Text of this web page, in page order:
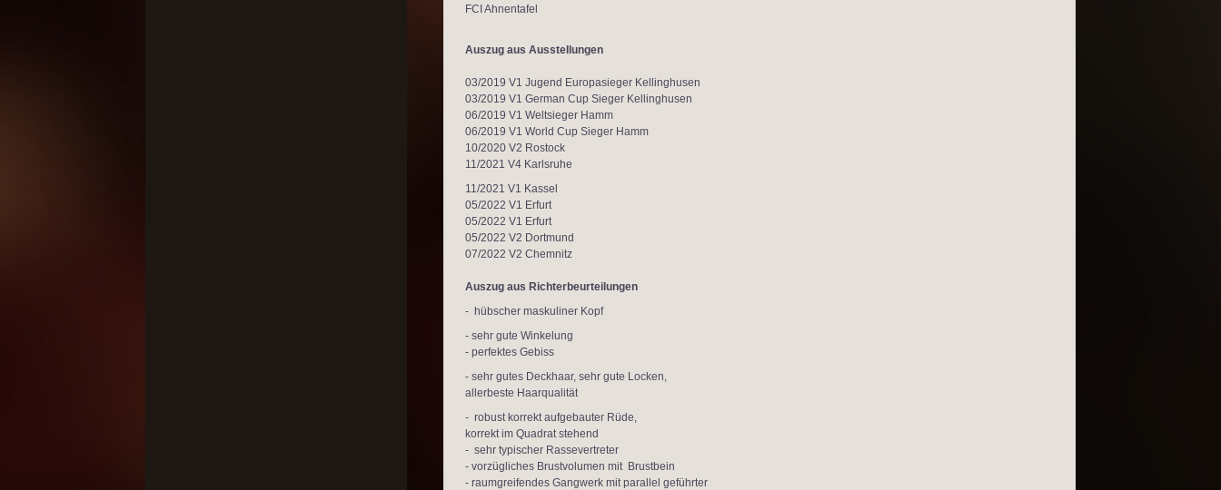
FCI Ahnentafel
Auszug aus Ausstellungen
03/2019 V1 Jugend Europasieger Kellinghusen
03/2019 V1 German Cup Sieger Kellinghusen
06/2019 V1 Weltsieger Hamm
06/2019 V1 World Cup Sieger Hamm
10/2020 V2 Rostock
11/2021 V4 Karlsruhe
11/2021 V1 Kassel
05/2022 V1 Erfurt
05/2022 V1 Erfurt
05/2022 V2 Dortmund
07/2022 V2 Chemnitz
Auszug aus Richterbeurteilungen
- hübscher maskuliner Kopf
- sehr gute Winkelung
- perfektes Gebiss
- sehr gutes Deckhaar, sehr gute Locken,
allerbeste Haarqualität
- robust korrekt aufgebauter Rüde,
korrekt im Quadrat stehend
- sehr typischer Rassevertreter
- vorzügliches Brustvolumen mit Brustbein
- raumgreifendes Gangwerk mit parallel geführter